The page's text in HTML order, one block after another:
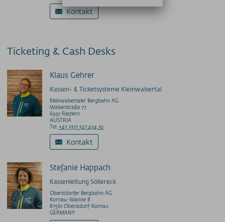
Kontakt
Ticketing & Cash Desks
Klaus Gehrer
Kassen- & Ticketsysteme Kleinwalsertal
Kleinwalsertaler Bergbahn AG
Walserstraße 77
6991 Riezlern
AUSTRIA
Tel.+43 5517 527 434 10
Kontakt
Stefanie Happach
Kassenleitung Söllereck
Oberstdorfer Bergbahn AG
Kornau-Wanne 8
87561 Oberstdorf-Kornau
GERMANY